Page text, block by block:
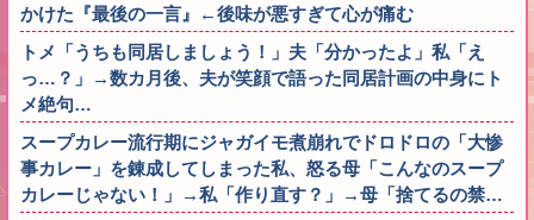
かけた『最後の一言』←後味が悪すぎて心が痛む
トメ「うちも同居しましょう！」夫「分かったよ」私「え
っ…？」→数カ月後、夫が笑顔で語った同居計画の中身にト
メ絶句…
スープカレー流行期にジャガイモ煮崩れでドロドロの「大惨
事カレー」を錬成してしまった私、怒る母「こんなのスープ
カレーじゃない！」→私「作り直す？」→母「捨てるの禁…